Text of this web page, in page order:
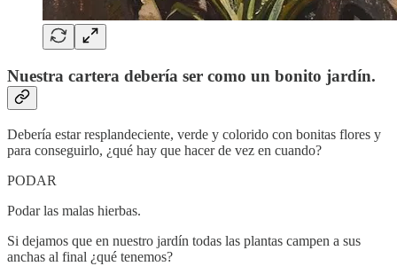
Nuestra cartera debería ser como un bonito jardín.
Debería estar resplandeciente, verde y colorido con bonitas flores y
para conseguirlo, ¿qué hay que hacer de vez en cuando?
PODAR
Podar las malas hierbas.
Si dejamos que en nuestro jardín todas las plantas campen a sus
anchas al final ¿qué tenemos?